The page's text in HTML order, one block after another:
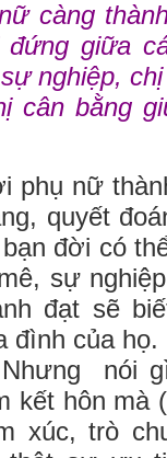
càng
giữa
nghiệp,
cân bằng
phụ nữ
quyết
đời có
sự
đạt sẽ
đình của
nói
kết hôn mà
xúc, trò